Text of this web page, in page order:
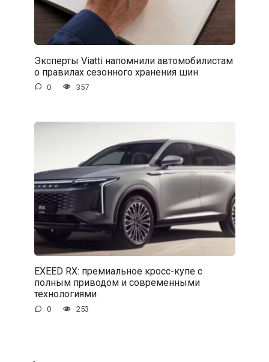
Эксперты Viatti напомнили автомобилистам
о правилах сезонного хранения шин
0 357
EXEED RX: премиальное кросс-купе с
полным приводом и современными
технологиями
0 253